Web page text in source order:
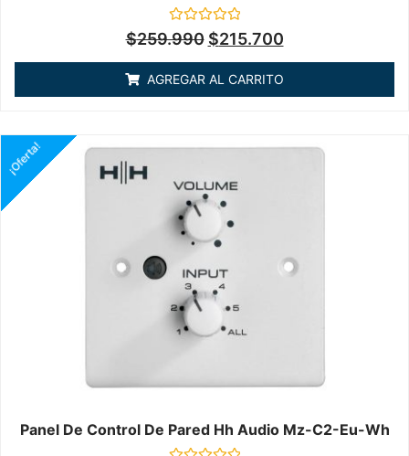
Valorado
en
de
5
$259.990 $215.700
AGREGAR AL CARRITO
Panel De Control De Pared Hh Audio Mz-C2-Eu-Wh
¡Oferta!